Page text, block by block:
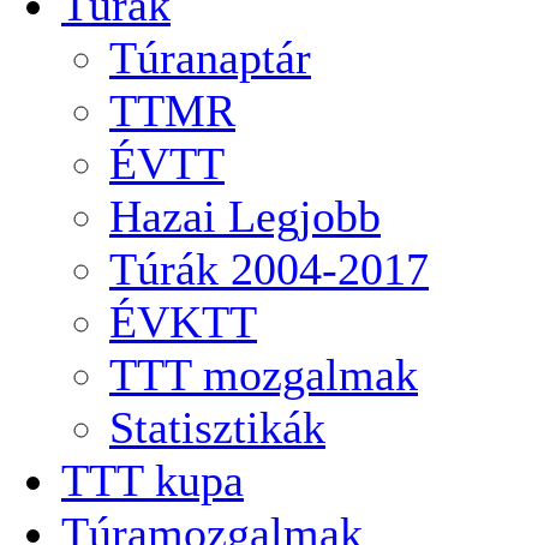
Túranaptár
TTMR
ÉVTT
Hazai Legjobb
Túrák 2004-2017
ÉVKTT
TTT mozgalmak
Statisztikák
TTT kupa
Túramozgalmak